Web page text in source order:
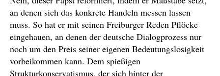
an denen sich das konkrete Handeln messen lassen
muss. So hat er mit seinen Freiburger Reden Pflöcke
eingehauen, an denen der deutsche Dialogprozess nur
noch um den Preis seiner eigenen Bedeutungslosigkeit
vorbeikommen kann. Dem spießigen
Strukturkonservatismus, der sich hinter der